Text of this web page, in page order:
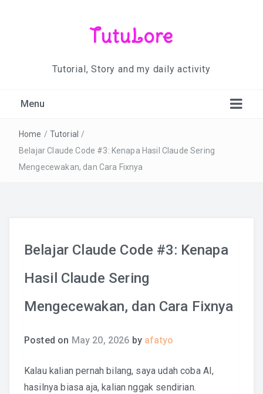
TutuLore
Tutorial, Story and my daily activity
Menu
Home / Tutorial /
Belajar Claude Code #3: Kenapa Hasil Claude Sering
Mengecewakan, dan Cara Fixnya
Belajar Claude Code #3: Kenapa
Hasil Claude Sering
Mengecewakan, dan Cara Fixnya
Posted on May 20, 2026 by afatyo
Kalau kalian pernah bilang, saya udah coba AI,
hasilnya biasa aja, kalian nggak sendirian.